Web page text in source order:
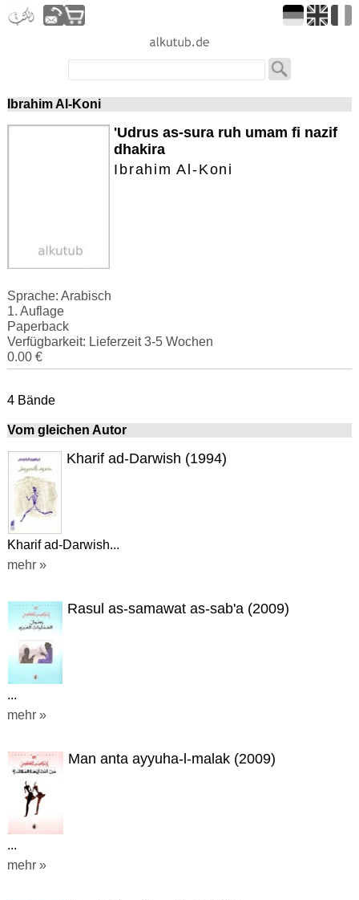
Ibrahim Al-Koni
'Udrus as-sura ruh umam fi nazif
dhakira
Ibrahim Al-Koni
Sprache: Arabisch
1. Auflage
Paperback
Verfügbarkeit: Lieferzeit 3-5 Wochen
0.00 €
4 Bände
Vom gleichen Autor
Kharif ad-Darwish (1994)
Kharif ad-Darwish...
mehr »
Rasul as-samawat as-sab'a (2009)
...
mehr »
Man anta ayyuha-l-malak (2009)
...
mehr »